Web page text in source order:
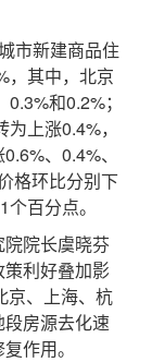
市新建商品住
，其中，北京
和0.2%；
上涨0.4%，
、0.4%、
格环比分别下
百分点。
院长虞晓芬
利好叠加影
京、上海、杭
房源去化速
作用。